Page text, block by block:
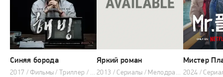
Синяя борода
2017 / Фильмы / Триллер / Преступление / Детектив
Яркий роман
2013 / Сериалы / Мелодрама / Комедия / 2013
Мистер